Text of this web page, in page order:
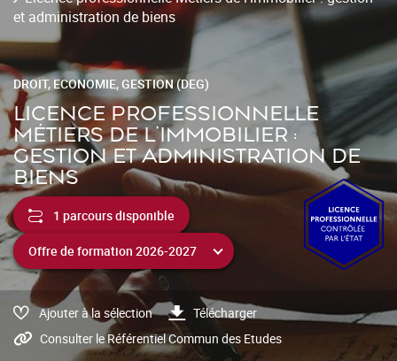
et administration de biens
DROIT, ECONOMIE, GESTION (DEG)
LICENCE PROFESSIONNELLE
MÉTIERS DE L'IMMOBILIER :
GESTION ET ADMINISTRATION DE
BIENS
1 parcours disponible
Ajouter à la sélection
Télécharger
Consulter le Référentiel Commun des Etudes